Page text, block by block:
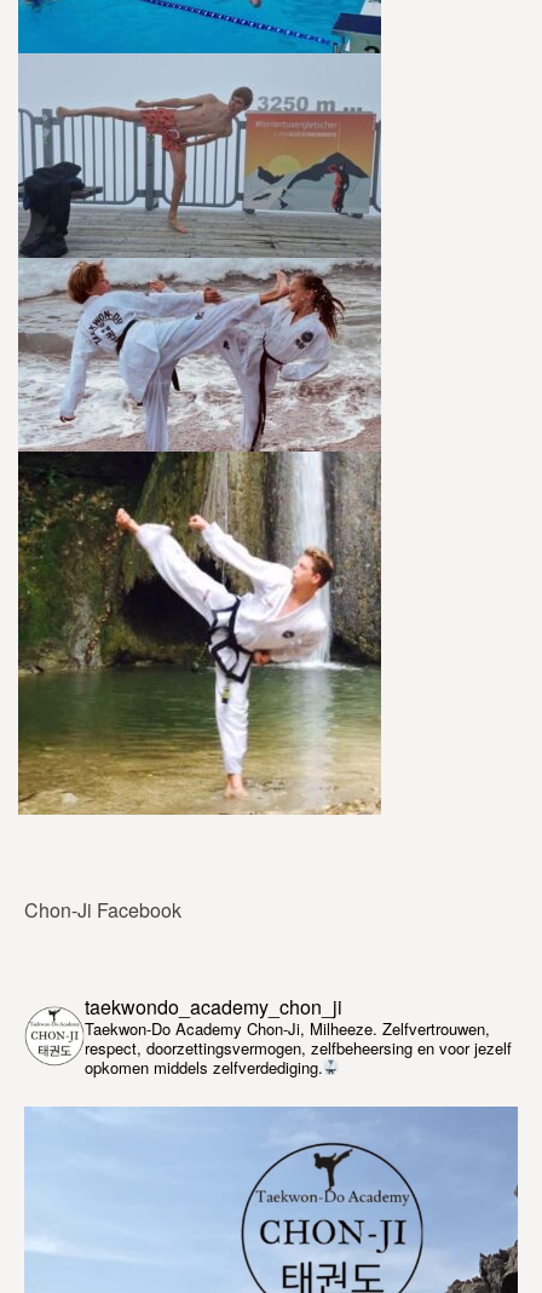
Chon-Ji Facebook
taekwondo_academy_chon_ji
Taekwon-Do Academy Chon-Ji, Milheeze. Zelfvertrouwen,
respect, doorzettingsvermogen, zelfbeheersing en voor jezelf
opkomen middels zelfverdediging.